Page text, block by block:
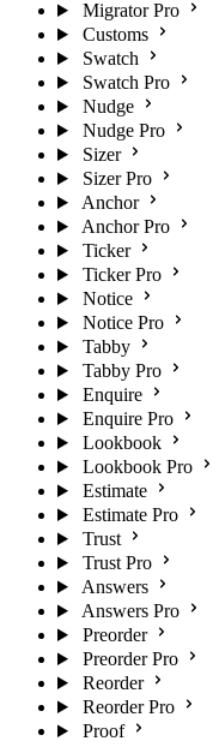
Migrator Pro
Customs
Swatch
Swatch Pro
Nudge
Nudge Pro
Sizer
Sizer Pro
Anchor
Anchor Pro
Ticker
Ticker Pro
Notice
Notice Pro
Tabby
Tabby Pro
Enquire
Enquire Pro
Lookbook
Lookbook Pro
Estimate
Estimate Pro
Trust
Trust Pro
Answers
Answers Pro
Preorder
Preorder Pro
Reorder
Reorder Pro
Proof